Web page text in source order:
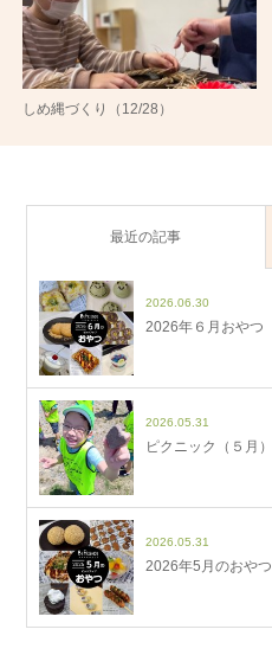
しめ縄づくり（12/28）
最近の記事
2026.06.30
2026年６月おやつ
2026.05.31
ピクニック（５月）
2026.05.31
2026年5月のおやつ